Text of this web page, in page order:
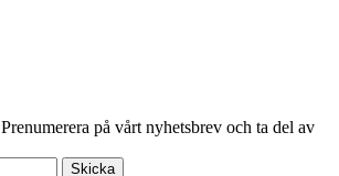
Prenumerera på vårt nyhetsbrev och ta del av